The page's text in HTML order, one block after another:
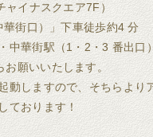
イナスクエア7F）
街口）」下車徒歩約4 分
中華街駅（1・2・3 番出口
いいたします。
しますので、そちらより
ております！